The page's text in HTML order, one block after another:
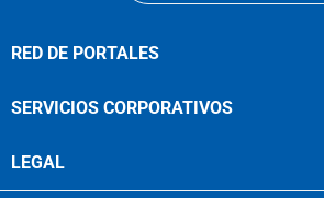
RED DE PORTALES
SERVICIOS CORPORATIVOS
LEGAL